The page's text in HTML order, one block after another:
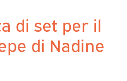
di set per il
di Nadine